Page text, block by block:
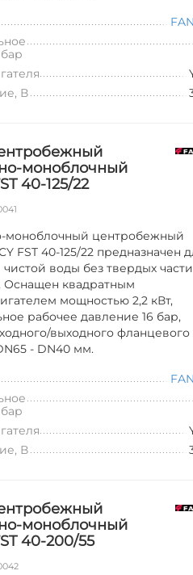
В
моноблочный
40-125/22
моноблочный центробежный
FST 40-125/22 предназначен
чистой воды без твердых
Оснащен квадратным
мощностью 2,2 кВт,
рабочее давление 16 бар,
выходного фланцевого
- DN40 мм.
В
моноблочный
40-200/55